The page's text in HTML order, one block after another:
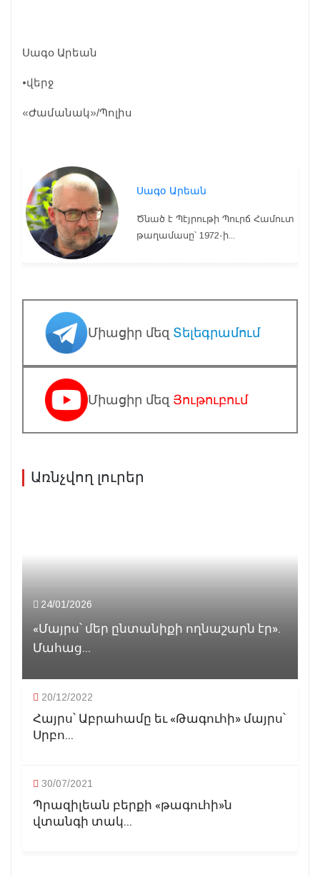
Սագօ Արեան
•վերջ
«Ժամանակ»/Պոլիս
Սագօ Արեան
Ծնած է Պէյրութի Պուրճ Համուտ
թաղամասը՝ 1972-ի...
Միացիր մեզ Տելեգրամում
Միացիր մեզ Յութուբում
Առնչվող լուրեր
24/01/2026
«Մայրս՝ մեր ընտանիքի ողնաշարն էր».
Մահաց...
20/12/2022
Հայրս՝ Աբրահամը եւ «Թագուհի» մայրս՝
Սրբո...
30/07/2021
Պրազիլեան բերքի «թագուհի»ն
վտանգի տակ...